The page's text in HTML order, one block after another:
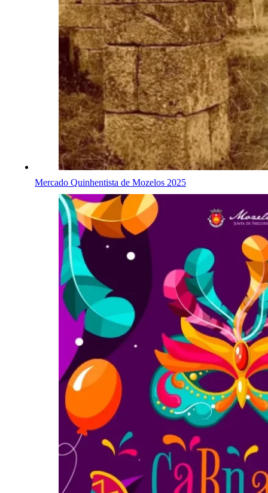
Mercado Quinhentista de Mozelos 2025